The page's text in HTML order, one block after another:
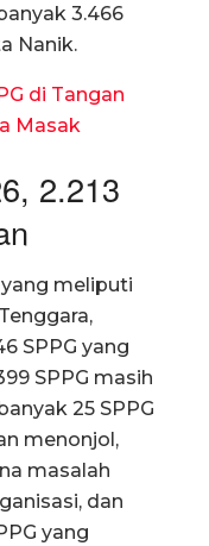
3.466
Nanik.
di Tangan
Masak
2.213
meliputi
SPPG yang
SPPG masih
25 SPPG
menonjol,
masalah
dan
yang